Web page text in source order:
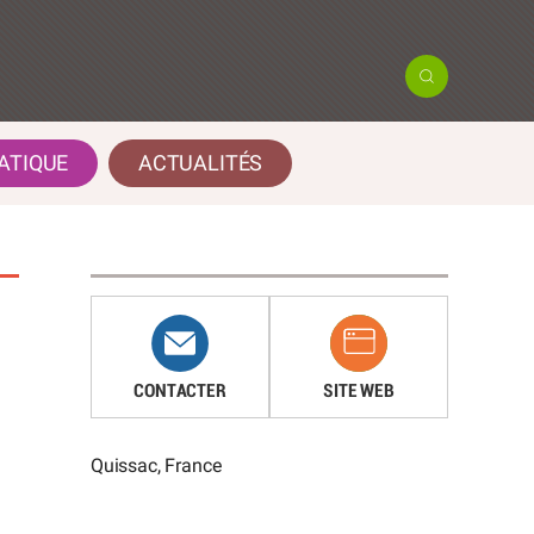
ACTUALITÉS
CONTACTER SITE WEB
Quissac, France